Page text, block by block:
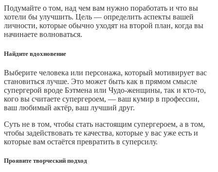
Подумайте о том, над чем вам нужно поработать и что вы
хотели бы улучшить. Цель — определить аспекты вашей
личности, которые обычно уходят на второй план, когда вы
начинаете волноваться.
Найдите вдохновение
Выберите человека или персонажа, который мотивирует вас
становиться лучше. Это может быть как в прямом смысле
супергерой вроде Бэтмена или Чудо‑женщины, так и кто‑то,
кого вы считаете супергероем, — ваш кумир в профессии,
ваш любимый актёр, ваш лучший друг.
Суть не в том, чтобы стать настоящим супергероем, а в том,
чтобы задействовать те качества, которые у вас уже есть и
которые вам остаётся превратить в суперсилу.
Проявите творческий подход